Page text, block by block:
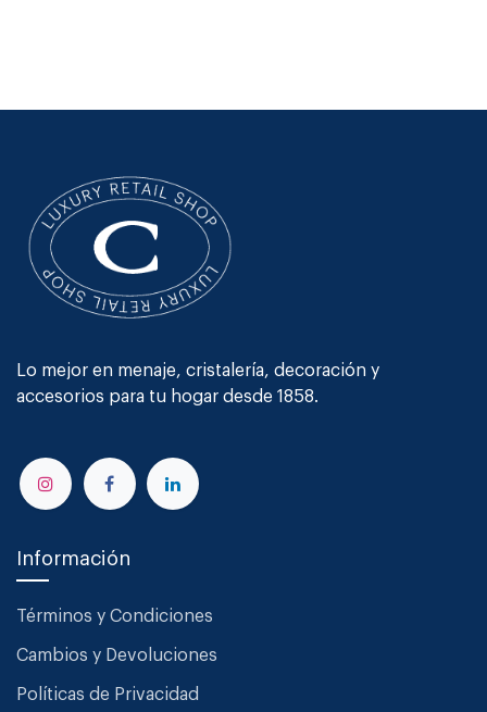
Lo mejor en menaje, cristalería, decoración y
accesorios para tu hogar desde 1858.
Información
Términos y Condiciones
Cambios y Devoluciones
Políticas de Privacidad